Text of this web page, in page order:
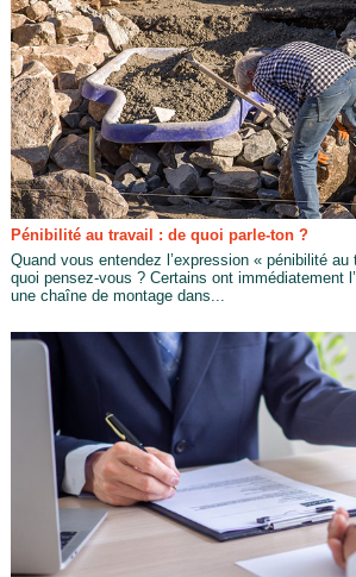
Pénibilité au travail : de quoi parle-ton ?
Quand vous entendez l’expression « pénibilité
quoi pensez-vous ? Certains ont immédiatement
une chaîne de montage dans...